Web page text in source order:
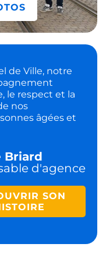
de Ville, notre
le respect et la
nos
âgées et
Briard
d'agence
SON